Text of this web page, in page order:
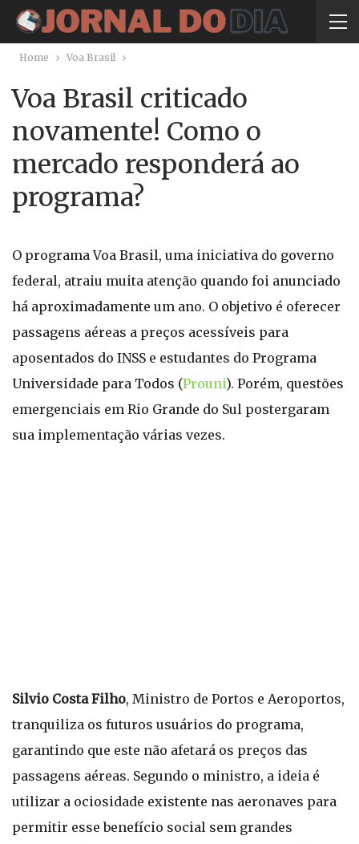
Home Voa Brasil
Voa Brasil criticado
novamente! Como o
mercado responderá ao
programa?
O programa Voa Brasil, uma iniciativa do governo
federal, atraiu muita atenção quando foi anunciado
há aproximadamente um ano. O objetivo é oferecer
passagens aéreas a preços acessíveis para
aposentados do INSS e estudantes do Programa
Universidade para Todos (Prouni). Porém, questões
emergenciais em Rio Grande do Sul postergaram
sua implementação várias vezes.
Silvio Costa Filho, Ministro de Portos e Aeroportos,
tranquiliza os futuros usuários do programa,
garantindo que este não afetará os preços das
passagens aéreas. Segundo o ministro, a ideia é
utilizar a ociosidade existente nas aeronaves para
permitir esse benefício social sem grandes